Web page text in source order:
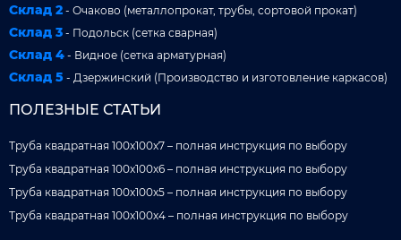
Склад 2 - Очаково (металлопрокат, трубы, сортовой прокат)
Склад 3 - Подольск (сетка сварная)
Склад 4 - Видное (сетка арматурная)
Склад 5 - Дзержинский (Производство и изготовление каркасов)
ПОЛЕЗНЫЕ СТАТЬИ
Труба квадратная 100x100x7 – полная инструкция по выбору
Труба квадратная 100x100x6 – полная инструкция по выбору
Труба квадратная 100x100x5 – полная инструкция по выбору
Труба квадратная 100x100x4 – полная инструкция по выбору